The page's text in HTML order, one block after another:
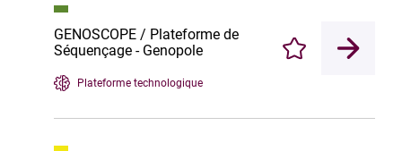
GENOSCOPE / Plateforme de
Séquençage - Genopole
Plateforme technologique
Enregistrer